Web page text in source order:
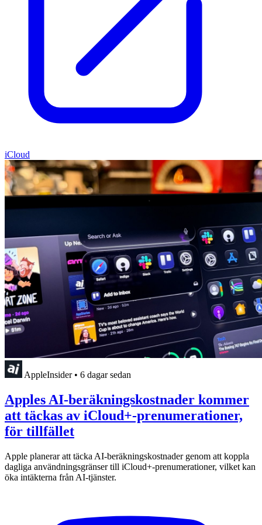
iCloud
AppleInsider • 6 dagar sedan
Apples AI-beräkningskostnader kommer
att täckas av iCloud+-prenumerationer,
för tillfället
Apple planerar att täcka AI-beräkningskostnader genom att koppla
dagliga användningsgränser till iCloud+-prenumerationer, vilket kan
öka intäkterna från AI-tjänster.